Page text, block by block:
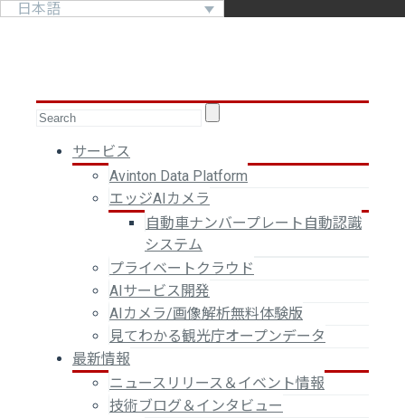
日本語
サービス
Avinton Data Platform
エッジAIカメラ
自動車ナンバープレート自動認識
システム
プライベートクラウド
AIサービス開発
AIカメラ/画像解析無料体験版
見てわかる観光庁オープンデータ
最新情報
ニュースリリース＆イベント情報
技術ブログ＆インタビュー